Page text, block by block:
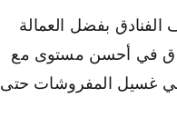
بفضل العمالة
في أحسن مستوى مع
في غسيل المفروشات حتى